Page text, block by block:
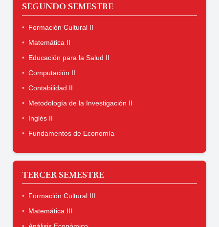
SEGUNDO SEMESTRE
Formación Cultural II
Matemática II
Educación para la Salud II
Computación II
Contabilidad II
Metodología de la Investigación II
Inglés II
Fundamentos de Economía
TERCER SEMESTRE
Formación Cultural III
Matemática III